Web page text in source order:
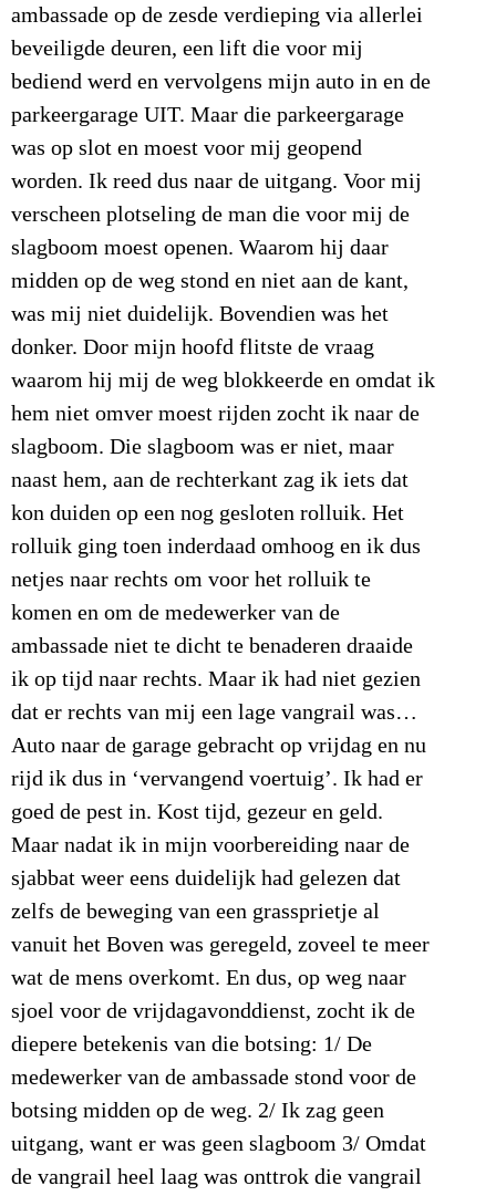
ambassade op de zesde verdieping via allerlei
beveiligde deuren, een lift die voor mij
bediend werd en vervolgens mijn auto in en de
parkeergarage UIT. Maar die parkeergarage
was op slot en moest voor mij geopend
worden. Ik reed dus naar de uitgang. Voor mij
verscheen plotseling de man die voor mij de
slagboom moest openen. Waarom hij daar
midden op de weg stond en niet aan de kant,
was mij niet duidelijk. Bovendien was het
donker. Door mijn hoofd flitste de vraag
waarom hij mij de weg blokkeerde en omdat ik
hem niet omver moest rijden zocht ik naar de
slagboom. Die slagboom was er niet, maar
naast hem, aan de rechterkant zag ik iets dat
kon duiden op een nog gesloten rolluik. Het
rolluik ging toen inderdaad omhoog en ik dus
netjes naar rechts om voor het rolluik te
komen en om de medewerker van de
ambassade niet te dicht te benaderen draaide
ik op tijd naar rechts. Maar ik had niet gezien
dat er rechts van mij een lage vangrail was…
Auto naar de garage gebracht op vrijdag en nu
rijd ik dus in ‘vervangend voertuig’. Ik had er
goed de pest in. Kost tijd, gezeur en geld.
Maar nadat ik in mijn voorbereiding naar de
sjabbat weer eens duidelijk had gelezen dat
zelfs de beweging van een grassprietje al
vanuit het Boven was geregeld, zoveel te meer
wat de mens overkomt. En dus, op weg naar
sjoel voor de vrijdagavonddienst, zocht ik de
diepere betekenis van die botsing: 1/ De
medewerker van de ambassade stond voor de
botsing midden op de weg. 2/ Ik zag geen
uitgang, want er was geen slagboom 3/ Omdat
de vangrail heel laag was onttrok die vangrail